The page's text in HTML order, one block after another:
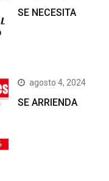
SE NECESITA
agosto 4, 2024
SE ARRIENDA